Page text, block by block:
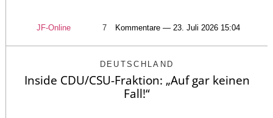
JF-Online 7 Kommentare — 23. Juli 2026 15:04
DEUTSCHLAND
Inside CDU/CSU-Fraktion: „Auf gar keinen
Fall!“